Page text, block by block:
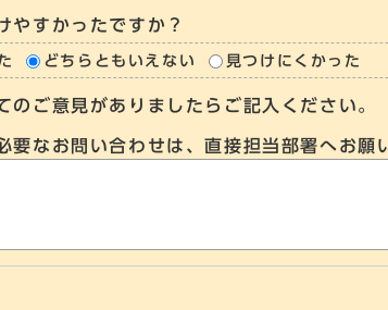
やすかったですか？
どちらともいえない 見つけにくかった
のご意見がありましたらご記入ください。
要なお問い合わせは、直接担当部署へお願